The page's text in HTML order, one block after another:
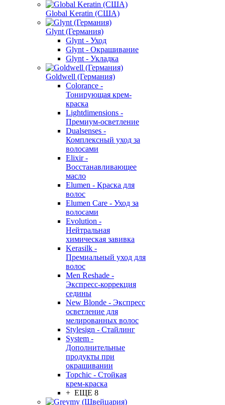
Global Keratin (США)
Glynt (Германия)
Glynt - Уход
Glynt - Окрашивание
Glynt - Укладка
Goldwell (Германия)
Colorance -
Тонирующая крем-
краска
Lightdimensions -
Премиум-осветление
Dualsenses -
Комплексный уход за
волосами
Elixir -
Восстанавливающее
масло
Elumen - Краска для
волос
Elumen Care - Уход за
волосами
Evolution -
Нейтральная
химическая завивка
Kerasilk -
Премиальный уход для
волос
Men Reshade -
Экспресс-коррекция
седины
New Blonde - Экспресс
осветление для
мелированных волос
Stylesign - Стайлинг
System -
Дополнительные
продукты при
окрашивании
Topchic - Стойкая
крем-краска
+ ЕЩЕ 8